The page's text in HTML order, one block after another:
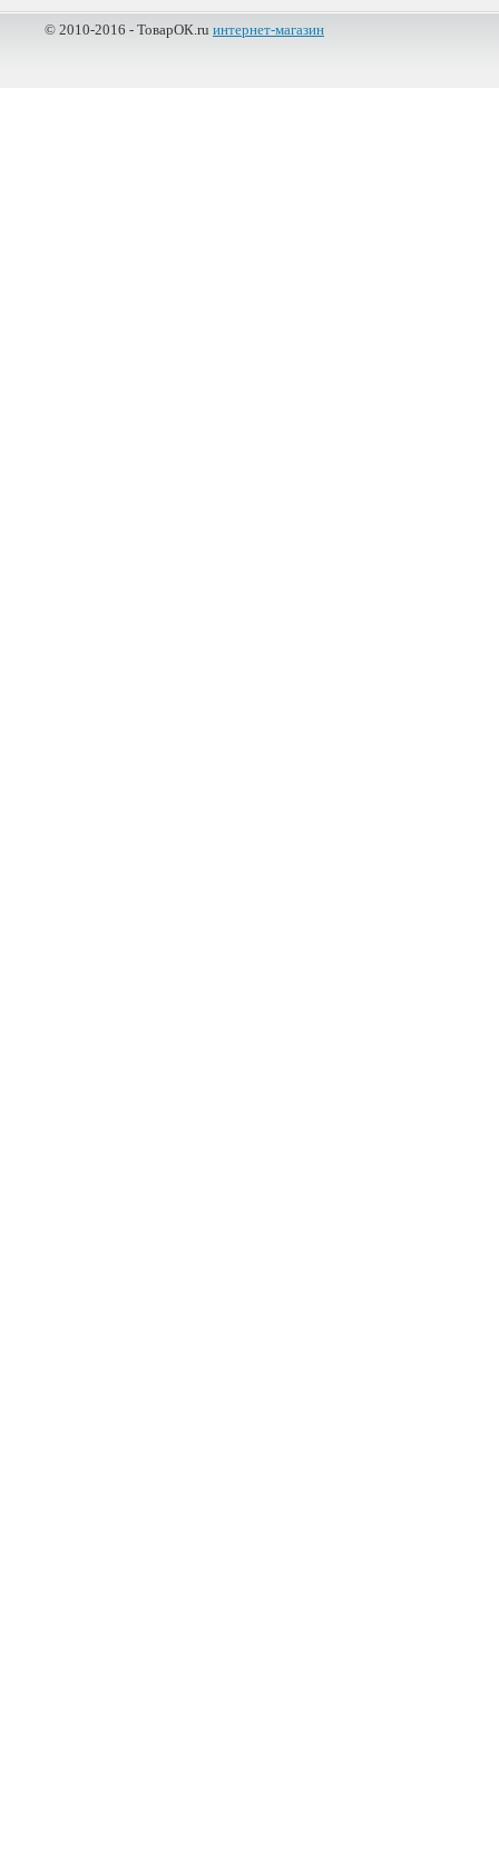
© 2010-2016 - ТоварОК.ru интернет-магазин